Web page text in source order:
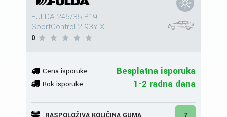
FULDA 245/35 R19
SportControl 2 93Y XL
0
Cena isporuke: Besplatna isporuka
Rok isporuke: 1-2 radna dana